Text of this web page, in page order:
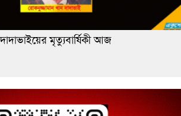
মৃত্যুবার্ষিকী আজ